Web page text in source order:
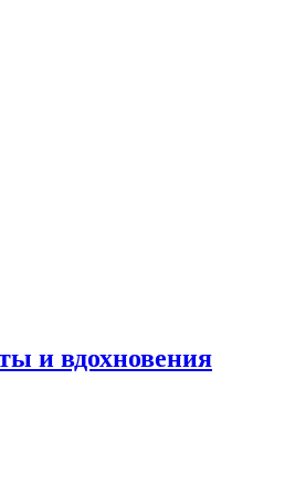
и вдохновения